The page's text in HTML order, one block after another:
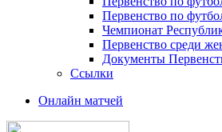
Первенство по
Чемпионат
Первенство среди
Документы
Ссылки
Онлайн матчей